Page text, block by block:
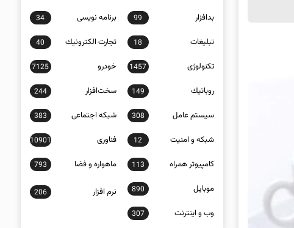
بدافزار 99 برنامه نويسی 34
تبلیغات 18 تجارت الكترونيك 40
تکنولوژی 1457 خودرو 7125
روباتيك 149 سخت‌افزار 244
سيستم عامل 308 شبكه اجتماعی 383
شبكه و امنيت 12 فناوری 10901
كامپيوتر همراه 113 ماهواره و فضا 793
موبايل 890 نرم افزار 206
وب و اينترنت 307